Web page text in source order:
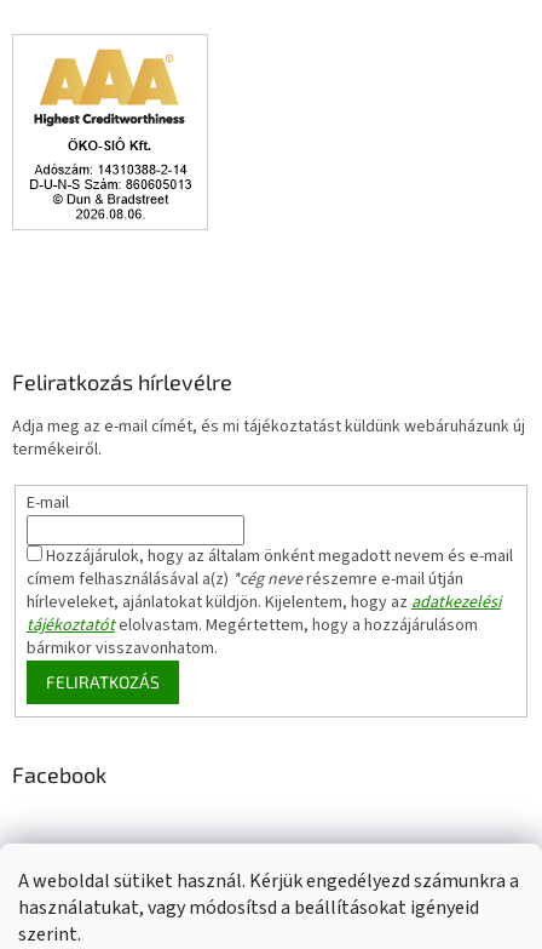
A weboldal sütiket használ. Kérjük engedélyezd számunkra a
használatukat, vagy módosítsd a beállításokat igényeid
szerint.
Feliratkozás hírlevélre
Adja meg az e-mail címét, és mi tájékoztatást küldünk webáruházunk új
termékeiről.
E-mail
Hozzájárulok, hogy az általam önként megadott nevem és e-mail
címem felhasználásával a(z) *cég neverészemre e-mail útján
hírleveleket, ajánlatokat küldjön. Kijelentem, hogy az adatkezelési
tájékoztatótelolvastam. Megértettem, hogy a hozzájárulásom
bármikor visszavonhatom.
FELIRATKOZÁS
Facebook
Adatkezelési tájékoztató Elérhetőségeink Impresszum
Üzleti feltételek (ÁSZF) Jótállási tájékoztató